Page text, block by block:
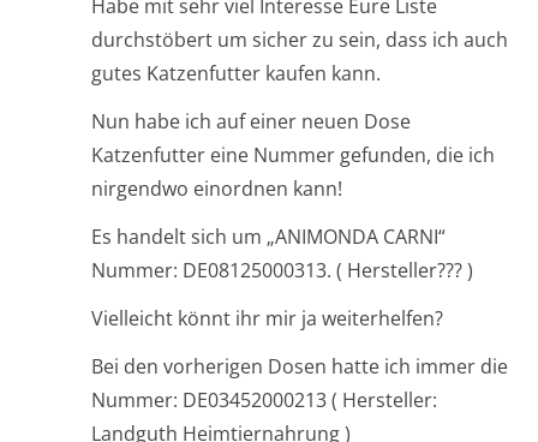
Habe mit sehr viel Interesse Eure Liste
durchstöbert um sicher zu sein, dass ich auch
gutes Katzenfutter kaufen kann.
Nun habe ich auf einer neuen Dose
Katzenfutter eine Nummer gefunden, die ich
nirgendwo einordnen kann!
Es handelt sich um „ANIMONDA CARNI“
Nummer: DE08125000313. ( Hersteller??? )
Vielleicht könnt ihr mir ja weiterhelfen?
Bei den vorherigen Dosen hatte ich immer die
Nummer: DE03452000213 ( Hersteller:
Landguth Heimtiernahrung )